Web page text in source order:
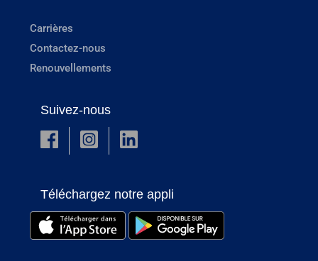
Carrières
Contactez-nous
Renouvellements
Suivez-nous
Téléchargez notre appli